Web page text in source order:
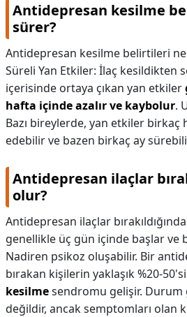
Antidepresan kesilme
sürer?
Antidepresan kesilme belirtileri
Süreli Yan Etkiler: İlaç kesildikten
içerisinde ortaya çıkan yan etkiler
hafta içinde azalır ve kaybolur.
Bazı bireylerde, yan etkiler birkaç
edebilir ve bazen birkaç ay
Antidepresan ilaçlar
olur?
Antidepresan ilaçlar
genellikle üç gün içinde başlar ve
Nadiren psikoz oluşabilir. Bir
bırakan kişilerin yaklaşık %20-
kesilmesendromu gelişir. Durum
değildir, ancak semptomları olan